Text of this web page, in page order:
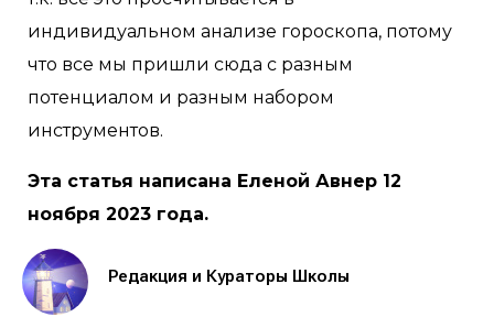
индивидуальном анализе гороскопа, потому
что все мы пришли сюда с разным
потенциалом и разным набором
инструментов.
Эта статья написана Еленой Авнер 12
ноября 2023 года.
Редакция и Кураторы Школы